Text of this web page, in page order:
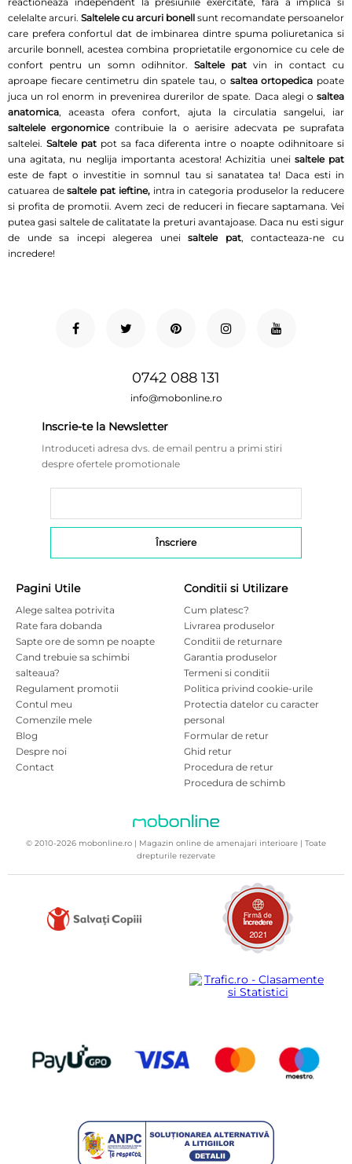
celelalte arcuri. Saltelele cu arcuri bonell sunt recomandate persoanelor
care prefera confortul dat de imbinarea dintre spuma poliuretanica si
arcurile bonnell, acestea combina proprietatile ergonomice cu cele de
confort pentru un somn odihnitor. Saltele pat vin in contact cu
aproape fiecare centimetru din spatele tau, o saltea ortopedica poate
juca un rol enorm in prevenirea durerilor de spate. Daca alegi o saltea
anatomica, aceasta ofera confort, ajuta la circulatia sangelui, iar
saltelele ergonomicecontribuie la o aerisire adecvata pe suprafata
saltelei. Saltele patpot sa faca diferenta intre o noapte odihnitoare si
una agitata, nu neglija importanta acestora! Achizitia unei saltele pat
este de fapt o investitie in somnul tau si sanatatea ta! Daca esti in
catuarea desaltele pat ieftine, intra in categoria produselor la reducere
si profita de promotii. Avem zeci de reduceri in fiecare saptamana. Vei
putea gasi saltele de calitatate la preturi avantajoase. Daca nu esti sigur
de unde sa incepi alegerea uneisaltele pat, contacteaza-ne cu
incredere!
0742 088 131
info@mobonline.ro
Inscrie-te la Newsletter
Introduceti adresa dvs. de email pentru a primi stiri
despre ofertele promotionale
Pagini Utile
Alege saltea potrivita
Rate fara dobanda
Sapte ore de somn pe noapte
Cand trebuie sa schimbi
salteaua?
Regulament promotii
Contul meu
Comenzile mele
Blog
Despre noi
Contact
Conditii si Utilizare
Cum platesc?
Livrarea produselor
Conditii de returnare
Garantia produselor
Termeni si conditii
Politica privind cookie-urile
Protectia datelor cu caracter
personal
Formular de retur
Ghid retur
Procedura de retur
Procedura de schimb
© 2010-2026 mobonline.ro | Magazin online de amenajari interioare | Toate
drepturile rezervate